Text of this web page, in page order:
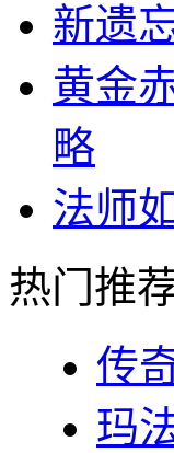
新遗
黄金
略
法师
热门推
传
玛